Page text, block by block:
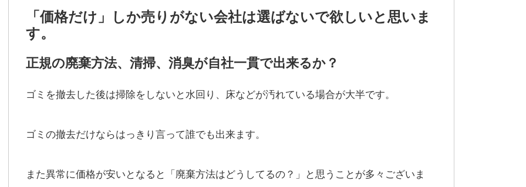
「価格だけ」しか売りがない会社は選ばないで欲しいと思いま
す。
正規の廃棄方法、清掃、消臭が自社一貫で出来るか？
ゴミを撤去した後は掃除をしないと水回り、床などが汚れている場合が大半です。
ゴミの撤去だけならはっきり言って誰でも出来ます。
また異常に価格が安いとなると「廃棄方法はどうしてるの？」と思うことが多々ございま